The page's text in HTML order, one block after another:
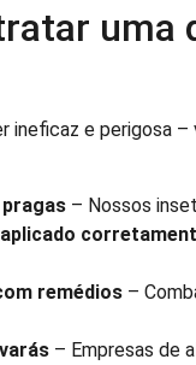
uma
ineficaz e perigosa
– Nossos
remédios –
– Empresas de